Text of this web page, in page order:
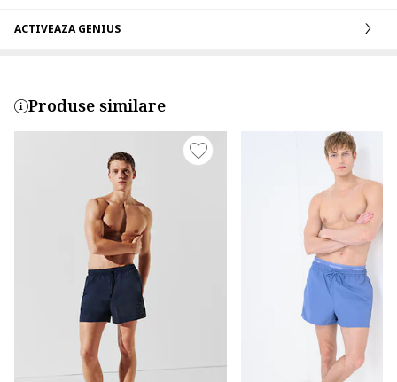
ACTIVEAZA GENIUS
Produse similare